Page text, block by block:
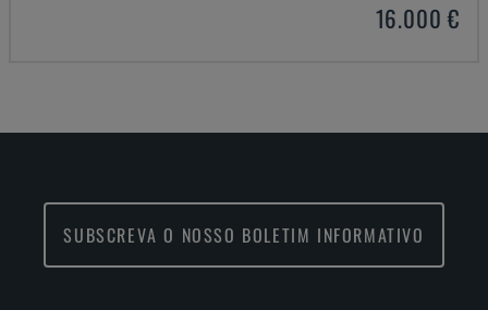
16.000 €
SUBSCREVA O NOSSO BOLETIM INFORMATIVO